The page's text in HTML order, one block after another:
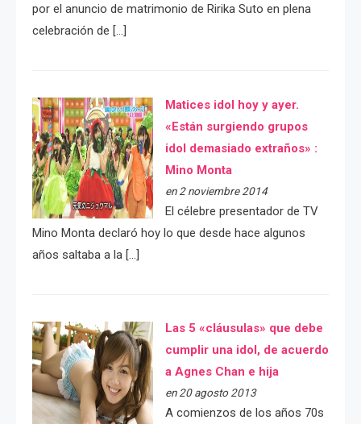
por el anuncio de matrimonio de Ririka Suto en plena
celebración de […]
Matices idol hoy y ayer.
«Están surgiendo grupos
idol demasiado extraños» :
Mino Monta
en 2 noviembre 2014
El célebre presentador de TV
Mino Monta declaró hoy lo que desde hace algunos
años saltaba a la […]
Las 5 «cláusulas» que debe
cumplir una idol, de acuerdo
a Agnes Chan e hija
en 20 agosto 2013
A comienzos de los años 70s